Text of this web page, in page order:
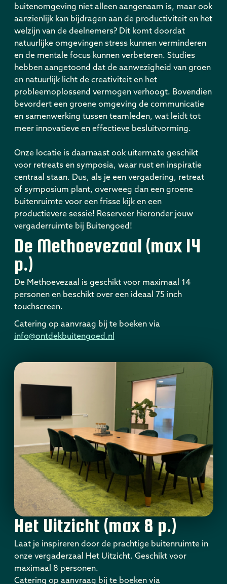
buitenomgeving niet alleen aangenaam is, maar ook
aanzienlijk kan bijdragen aan de productiviteit en het
welzijn van de deelnemers? Dit komt doordat
natuurlijke omgevingen stress kunnen verminderen
en de mentale focus kunnen verbeteren. Studies
hebben aangetoond dat de aanwezigheid van groen
en natuurlijk licht de creativiteit en het
probleemoplossend vermogen verhoogt. Bovendien
bevordert een groene omgeving de communicatie
en samenwerking tussen teamleden, wat leidt tot
meer innovatieve en effectieve besluitvorming.
Onze locatie is daarnaast ook uitermate geschikt
voor retreats en symposia, waar rust en inspiratie
centraal staan. Dus, als je een vergadering, retreat
of symposium plant, overweeg dan een groene
buitenruimte voor een frisse kijk en een
productievere sessie! Reserveer hieronder jouw
vergaderruimte bij Buitengoed!
De Methoevezaal (max 14
p.)
De Methoevezaal is geschikt voor maximaal 14
personen en beschikt over een ideaal 75 inch
touchscreen.
Catering op aanvraag bij te boeken via
info@ontdekbuitengoed.nl
Het Uitzicht (max 8 p.)
Laat je inspireren door de prachtige buitenruimte in
onze vergaderzaal Het Uitzicht. Geschikt voor
maximaal 8 personen.
Catering op aanvraag bij te boeken via